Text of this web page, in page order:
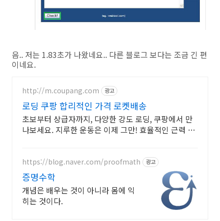
음.. 저는 1.83초가 나왔네요.. 다른 블로그 보다는 조금 긴 편
이네요.
http://m.coupang.com 광고
로딩 쿠팡 합리적인 가격 로켓배송
초보부터 상급자까지, 다양한 강도 로딩, 쿠팡에서 만
나보세요. 지루한 운동은 이제 그만! 효율적인 근력 운
https://blog.naver.com/proofmath 광고
증명수학
개념은 배우는 것이 아니라 몸에 익
히는 것이다.